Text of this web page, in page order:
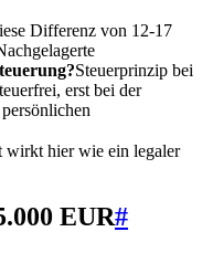
Differenz von 12-17
Steuerprinzip bei
erst bei der
hier wie ein legaler
EUR#